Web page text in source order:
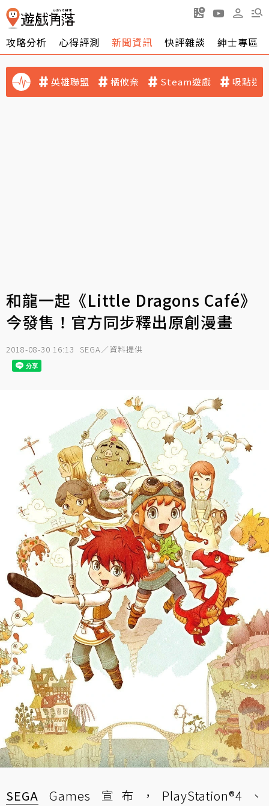
攻略分析 心得評測 新聞資訊 快評雜談 紳士專區
英雄聯盟 橘攸奈 Steam遊戲 吸點迷
和龍一起《Little Dragons Café》
今發售！官方同步釋出原創漫畫
2018-08-30 16:13 SEGA／資料提供
SEGA Games 宣布，PlayStation®4、